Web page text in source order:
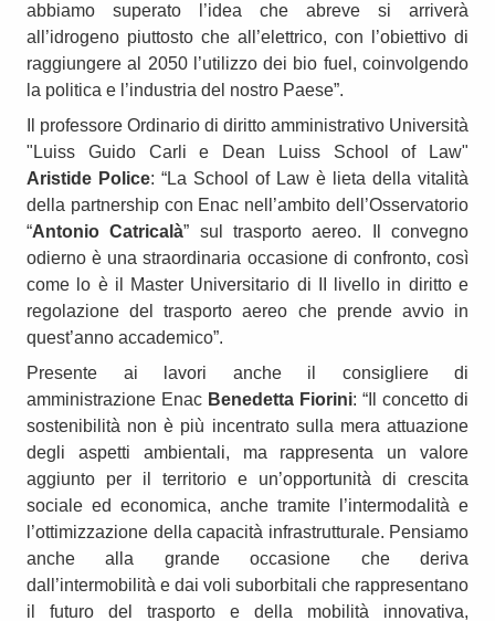
abbiamo superato l’idea che abreve si arriverà
all’idrogeno piuttosto che all’elettrico, con l’obiettivo di
raggiungere al 2050 l’utilizzo dei bio fuel, coinvolgendo
la politica e l’industria del nostro Paese”.
Il professore Ordinario di diritto amministrativo Università
"Luiss Guido Carli e Dean Luiss School of Law"
Aristide Police: “La School of Law è lieta della vitalità
della partnership con Enac nell’ambito dell’Osservatorio
“Antonio Catricalà” sul trasporto aereo. Il convegno
odierno è una straordinaria occasione di confronto, così
come lo è il Master Universitario di II livello in diritto e
regolazione del trasporto aereo che prende avvio in
quest’anno accademico”.
Presente ai lavori anche il consigliere di
amministrazione Enac Benedetta Fiorini: “Il concetto di
sostenibilità non è più incentrato sulla mera attuazione
degli aspetti ambientali, ma rappresenta un valore
aggiunto per il territorio e un’opportunità di crescita
sociale ed economica, anche tramite l’intermodalità e
l’ottimizzazione della capacità infrastrutturale. Pensiamo
anche alla grande occasione che deriva
dall’intermobilità e dai voli suborbitali che rappresentano
il futuro del trasporto e della mobilità innovativa,